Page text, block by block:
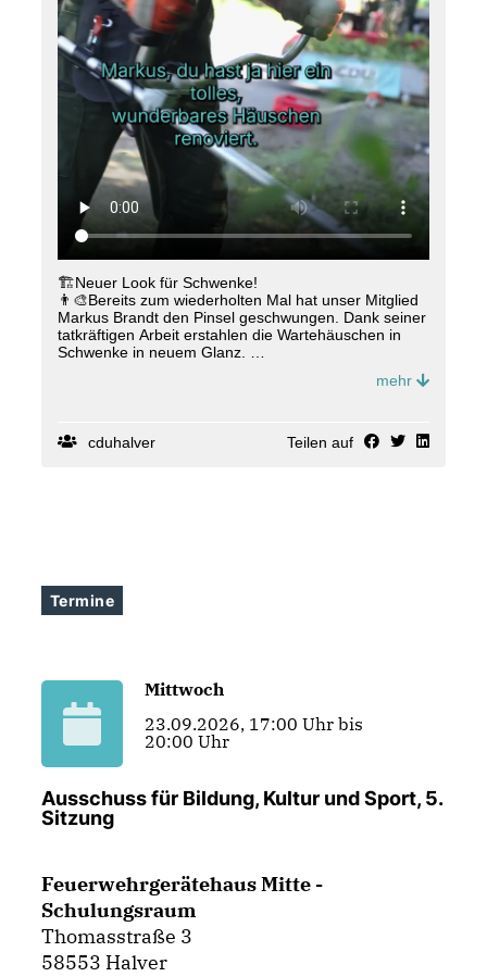
🏗️Neuer Look für Schwenke!
👨‍🎨Bereits zum wiederholten Mal hat unser Mitglied
Markus Brandt den Pinsel geschwungen. Dank seiner
tatkräftigen Arbeit erstahlen die Wartehäuschen in
Schwenke in neuem Glanz.
der CDU Halver und verschiedenen Firmen aus
gestrichen wurden.
mehr
cduhalver Teilen auf
Termine
Mittwoch
23.09.2026, 17:00 Uhr bis
20:00 Uhr
Ausschuss für Bildung, Kultur und Sport, 5.
Sitzung
Feuerwehrgerätehaus Mitte -
Schulungsraum
Thomasstraße 3
58553 Halver